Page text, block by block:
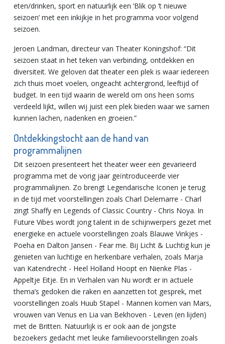
eten/drinken, sport en natuurlijk een ‘Blik op ’t nieuwe
seizoen’ met een inkijkje in het programma voor volgend
seizoen.
Jeroen Landman, directeur van Theater Koningshof: “Dit
seizoen staat in het teken van verbinding, ontdekken en
diversiteit. We geloven dat theater een plek is waar iedereen
zich thuis moet voelen, ongeacht achtergrond, leeftijd of
budget. In een tijd waarin de wereld om ons heen soms
verdeeld lijkt, willen wij juist een plek bieden waar we samen
kunnen lachen, nadenken en groeien.”
Ontdekkingstocht aan de hand van
programmalijnen
Dit seizoen presenteert het theater weer een gevarieerd
programma met de vorig jaar geïntroduceerde vier
programmalijnen. Zo brengt Legendarische Iconen je terug
in de tijd met voorstellingen zoals Charl Delemarre - Charl
zingt Shaffy en Legends of Classic Country - Chris Noya. In
Future Vibes wordt jong talent in de schijnwerpers gezet met
energieke en actuele voorstellingen zoals Blauwe Vinkjes -
Poeha en Dalton Jansen - Fear me. Bij Licht & Luchtig kun je
genieten van luchtige en herkenbare verhalen, zoals Marja
van Katendrecht - Heel Holland Hoopt en Nienke Plas -
Appeltje Eitje. En in Verhalen van Nu wordt er in actuele
thema’s gedoken die raken en aanzetten tot gesprek, met
voorstellingen zoals Huub Stapel - Mannen komen van Mars,
vrouwen van Venus en Lia van Bekhoven - Leven (en lijden)
met de Britten. Natuurlijk is er ook aan de jongste
bezoekers gedacht met leuke familievoorstellingen zoals